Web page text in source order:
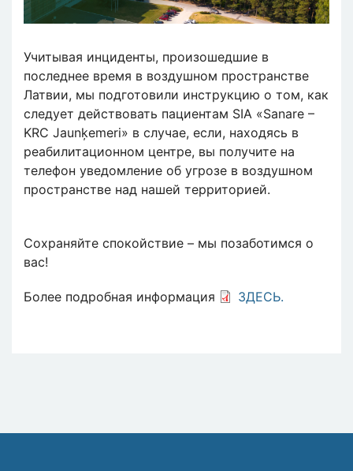
Учитывая инциденты, произошедшие в
последнее время в воздушном пространстве
Латвии, мы подготовили инструкцию о том, как
следует действовать пациентам SIA «Sanare –
KRC Jaunķemeri» в случае, если, находясь в
реабилитационном центре, вы получите на
телефон уведомление об угрозе в воздушном
пространстве над нашей территорией.
Сохраняйте спокойствие – мы позаботимся о
вас!
Более подробная информация ЗДЕСЬ.